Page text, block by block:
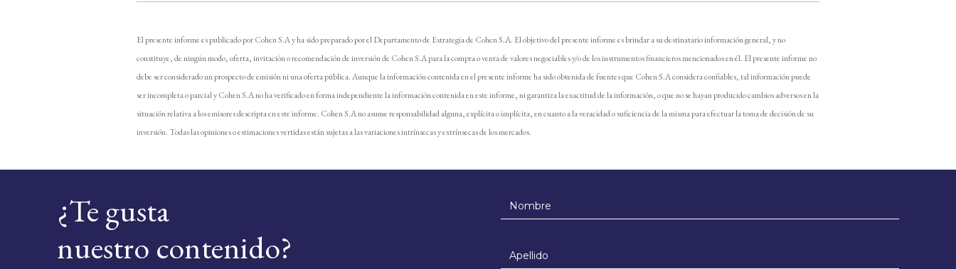
El presente informe es publicado por Cohen S.A y ha sido preparado por el Departamento de Estrategia de Cohen S.A. El objetivo del presente informe es brindar a su destinatario información general, y no
constituye, de ningún modo, oferta, invitación o recomendación de inversión de Cohen S.A para la compra o venta de valores negociables y/o de los instrumentos financieros mencionados en él. El presente informe no
debe ser considerado un prospecto de emisión ni una oferta pública. Aunque la información contenida en el presente informe ha sido obtenida de fuentes que Cohen S.A considera confiables, tal información puede
ser incompleta o parcial y Cohen S.A no ha verificado en forma independiente la información contenida en este informe, ni garantiza la exactitud de la información, o que no se hayan producido cambios adversos en la
situación relativa a los emisores descripta en este informe. Cohen S.A no asume responsabilidad alguna, explícita o implícita, en cuanto a la veracidad o suficiencia de la misma para efectuar la toma de decisión de su
inversión. Todas las opiniones o estimaciones vertidas están sujetas a las variaciones intrínsecas y extrínsecas de los mercados.
¿Te gusta
nuestro contenido?